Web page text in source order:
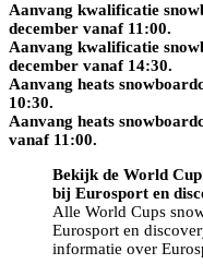
Aanvang kwalificatie
december vanaf 11:00.
Aanvang kwalificatie
december vanaf 14:30.
Aanvang heats
10:30.
Aanvang heats
vanaf 11:00.
Bekijk de World
bij Eurosport en
Alle World Cups
Eurosport en
informatie over